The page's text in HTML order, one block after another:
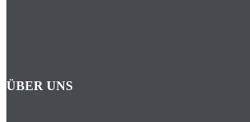
ÜBER UNS